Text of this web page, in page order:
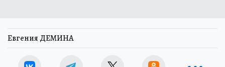
Евгения ДЕМИНА